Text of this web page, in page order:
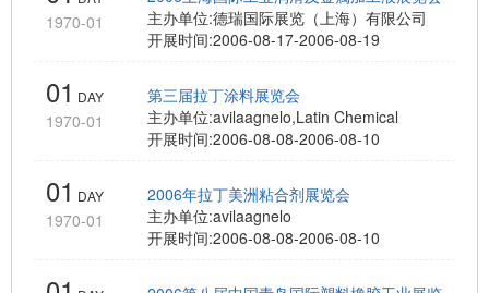
1970-01
主办单位:德瑞国际展览（上海）有限公司
开展时间:2006-08-17-2006-08-19
01 DAY
1970-01
第三届拉丁涂料展览会
主办单位:avilaagnelo,Latin Chemical
开展时间:2006-08-08-2006-08-10
01 DAY
1970-01
2006年拉丁美洲粘合剂展览会
主办单位:avilaagnelo
开展时间:2006-08-08-2006-08-10